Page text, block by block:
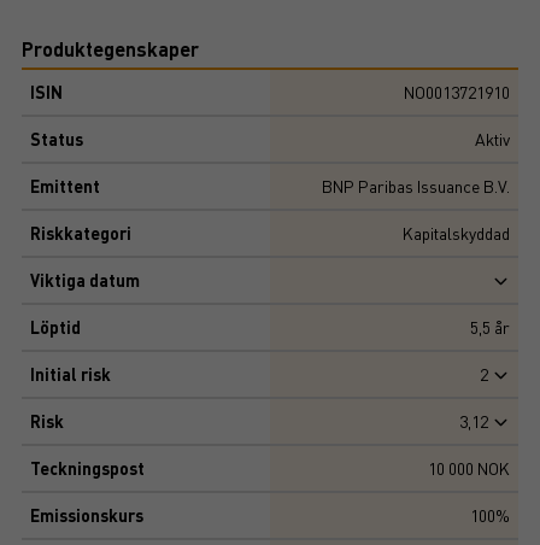
Produktegenskaper
ISIN NO0013721910
Status Aktiv
Emittent BNP Paribas Issuance B.V.
Riskkategori Kapitalskyddad
Viktiga datum
Löptid 5,5 år
Initial risk 2
Risk 3,12
Teckningspost 10 000 NOK
Emissionskurs 100%